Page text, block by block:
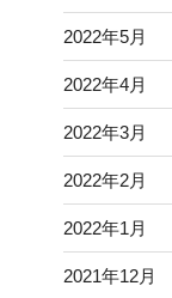
2022年5月
2022年4月
2022年3月
2022年2月
2022年1月
2021年12月